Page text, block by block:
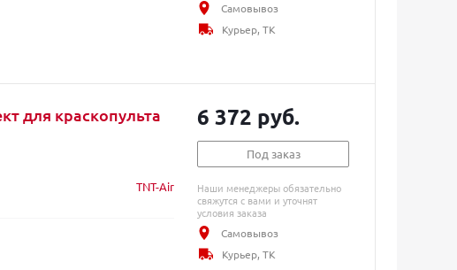
Самовывоз
Курьер, ТК
для краскопульта
TNT-Air
6 372 руб.
Под заказ
Наши менеджеры обязательно
свяжутся с вами и уточнят
условия заказа
Самовывоз
Курьер, ТК